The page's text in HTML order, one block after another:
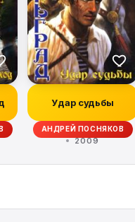
Удар судьбы
АНДРЕЙ ПОСНЯКОВ
2009